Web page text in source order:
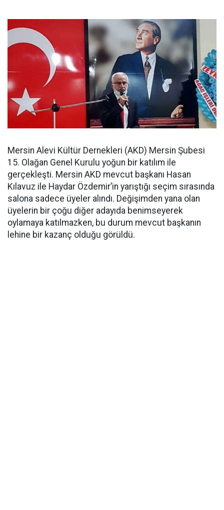
Mersin Alevi Kültür Dernekleri (AKD) Mersin Şubesi
15. Olağan Genel Kurulu yoğun bir katılım ile
gerçekleşti. Mersin AKD mevcut başkanı Hasan
Kılavuz ile Haydar Özdemir’in yarıştığı seçim sırasında
salona sadece üyeler alındı. Değişimden yana olan
üyelerin bir çoğu diğer adayıda benimseyerek
oylamaya katılmazken, bu durum mevcut başkanın
lehine bir kazanç olduğu görüldü.